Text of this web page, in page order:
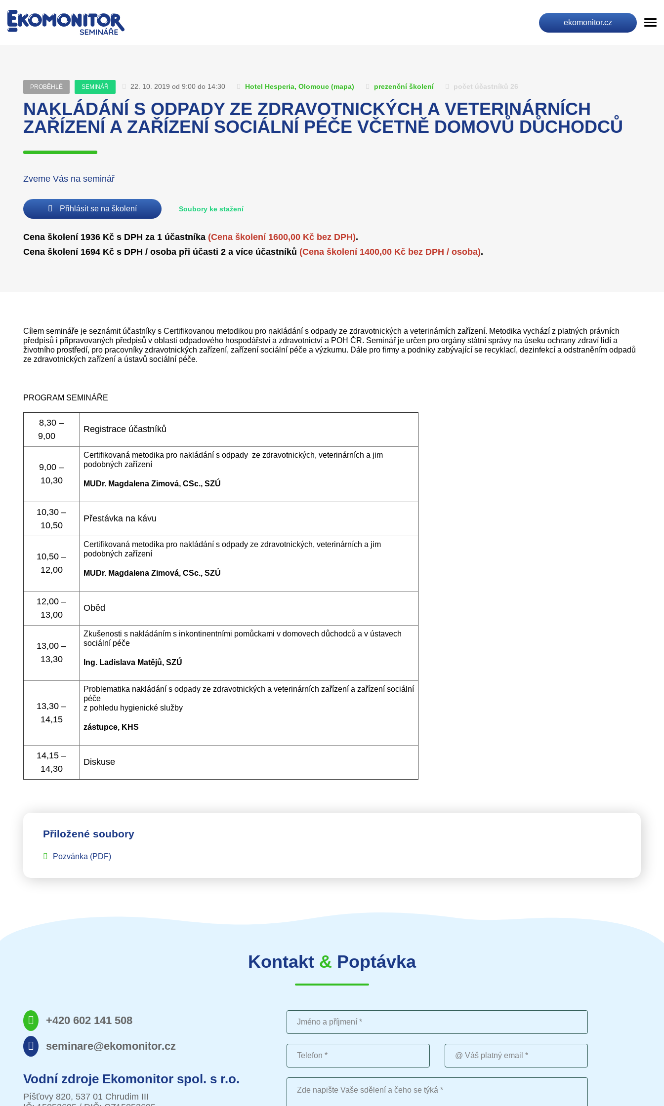
ekomonitor.cz
PROBĚHLÉ SEMINÁŘ 22. 10. 2019 od 9:00 do 14:30 Hotel Hesperia, Olomouc (mapa) prezenční školení počet účastníků 26
NAKLÁDÁNÍ S ODPADY ZE ZDRAVOTNICKÝCH A VETERINÁRNÍCH
ZAŘÍZENÍ A ZAŘÍZENÍ SOCIÁLNÍ PÉČE VČETNĚ DOMOVŮ DŮCHODCŮ
Zveme Vás na seminář
Přihlásit se na školení Soubory ke stažení
Cena školení 1936 Kč s DPH za 1 účastníka (Cena školení 1600,00 Kč bez DPH).
Cena školení 1694 Kč s DPH / osoba při účasti 2 a více účastníků (Cena školení 1400,00 Kč bez DPH / osoba).
Cílem semináře je seznámit účastníky s Certifikovanou metodikou pro nakládání s odpady ze zdravotnických a veterinárních zařízení. Metodika vychází z platných právních
předpisů i připravovaných předpisů v oblasti odpadového hospodářství a zdravotnictví a POH ČR. Seminář je určen pro orgány státní správy na úseku ochrany zdraví lidí a
životního prostředí, pro pracovníky zdravotnických zařízení, zařízení sociální péče a výzkumu. Dále pro firmy a podniky zabývající se recyklací, dezinfekcí a odstraněním odpadů
ze zdravotnických zařízení a ústavů sociální péče.
PROGRAM SEMINÁŘE
8,30 –
9,00
Registrace účastníků
9,00 –
10,30
Certifikovaná metodika pro nakládání s odpady ze zdravotnických, veterinárních a jim
podobných zařízení
MUDr. Magdalena Zimová, CSc., SZÚ
10,30 –
10,50
Přestávka na kávu
10,50 –
12,00
Certifikovaná metodika pro nakládání s odpady ze zdravotnických, veterinárních a jim
podobných zařízení
MUDr. Magdalena Zimová, CSc., SZÚ
12,00 –
13,00
Oběd
13,00 –
13,30
Zkušenosti s nakládáním s inkontinentními pomůckami v domovech důchodců a v ústavech
sociální péče
Ing. Ladislava Matějů, SZÚ
13,30 –
14,15
Problematika nakládání s odpady ze zdravotnických a veterinárních zařízení a zařízení sociální
péče
z pohledu hygienické služby
zástupce, KHS
14,15 –
14,30
Diskuse
Přiložené soubory
Pozvánka (PDF)
Kontakt & Poptávka
+420 602 141 508
seminare@ekomonitor.cz
Vodní zdroje Ekomonitor spol. s r.o.
Píšťovy 820, 537 01 Chrudim III
Jméno a příjmení
Telefon Váš platný email
Vaše sdělení